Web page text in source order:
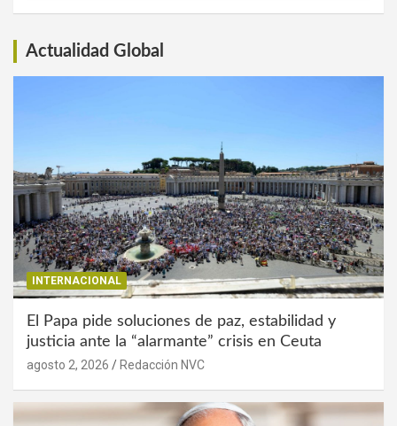
Actualidad Global
INTERNACIONAL
El Papa pide soluciones de paz, estabilidad y
justicia ante la “alarmante” crisis en Ceuta
agosto 2, 2026 Redacción NVC